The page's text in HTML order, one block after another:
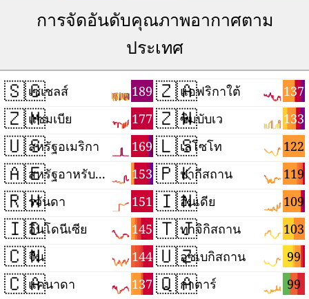
การจัดอันดับคุณภาพอากาศตาม
ประเทศ
🇸🇨 189
เซเชลส์
🇿🇲 177
แซมเบีย
🇺🇸 169
สหรัฐอเมริกา
🇦🇪 153
สหรัฐอาหรับเอมิเรตส์
🇷🇼 151
รวันดา
🇮🇩 145
อินโดนีเซีย
🇨🇳 144
จีน
🇨🇦 137
แคนาดา
🇿🇦 137
แอฟริกาใต้
🇿🇼 133
ซิมบับเว
🇱🇸 122
เลโซโท
🇵🇰 119
ปากีสถาน
🇮🇳 109
อินเดีย
🇹🇯 103
ทาจิกิสถาน
🇺🇿 99
อุซเบกิสถาน
🇶🇦 99
กาตาร์